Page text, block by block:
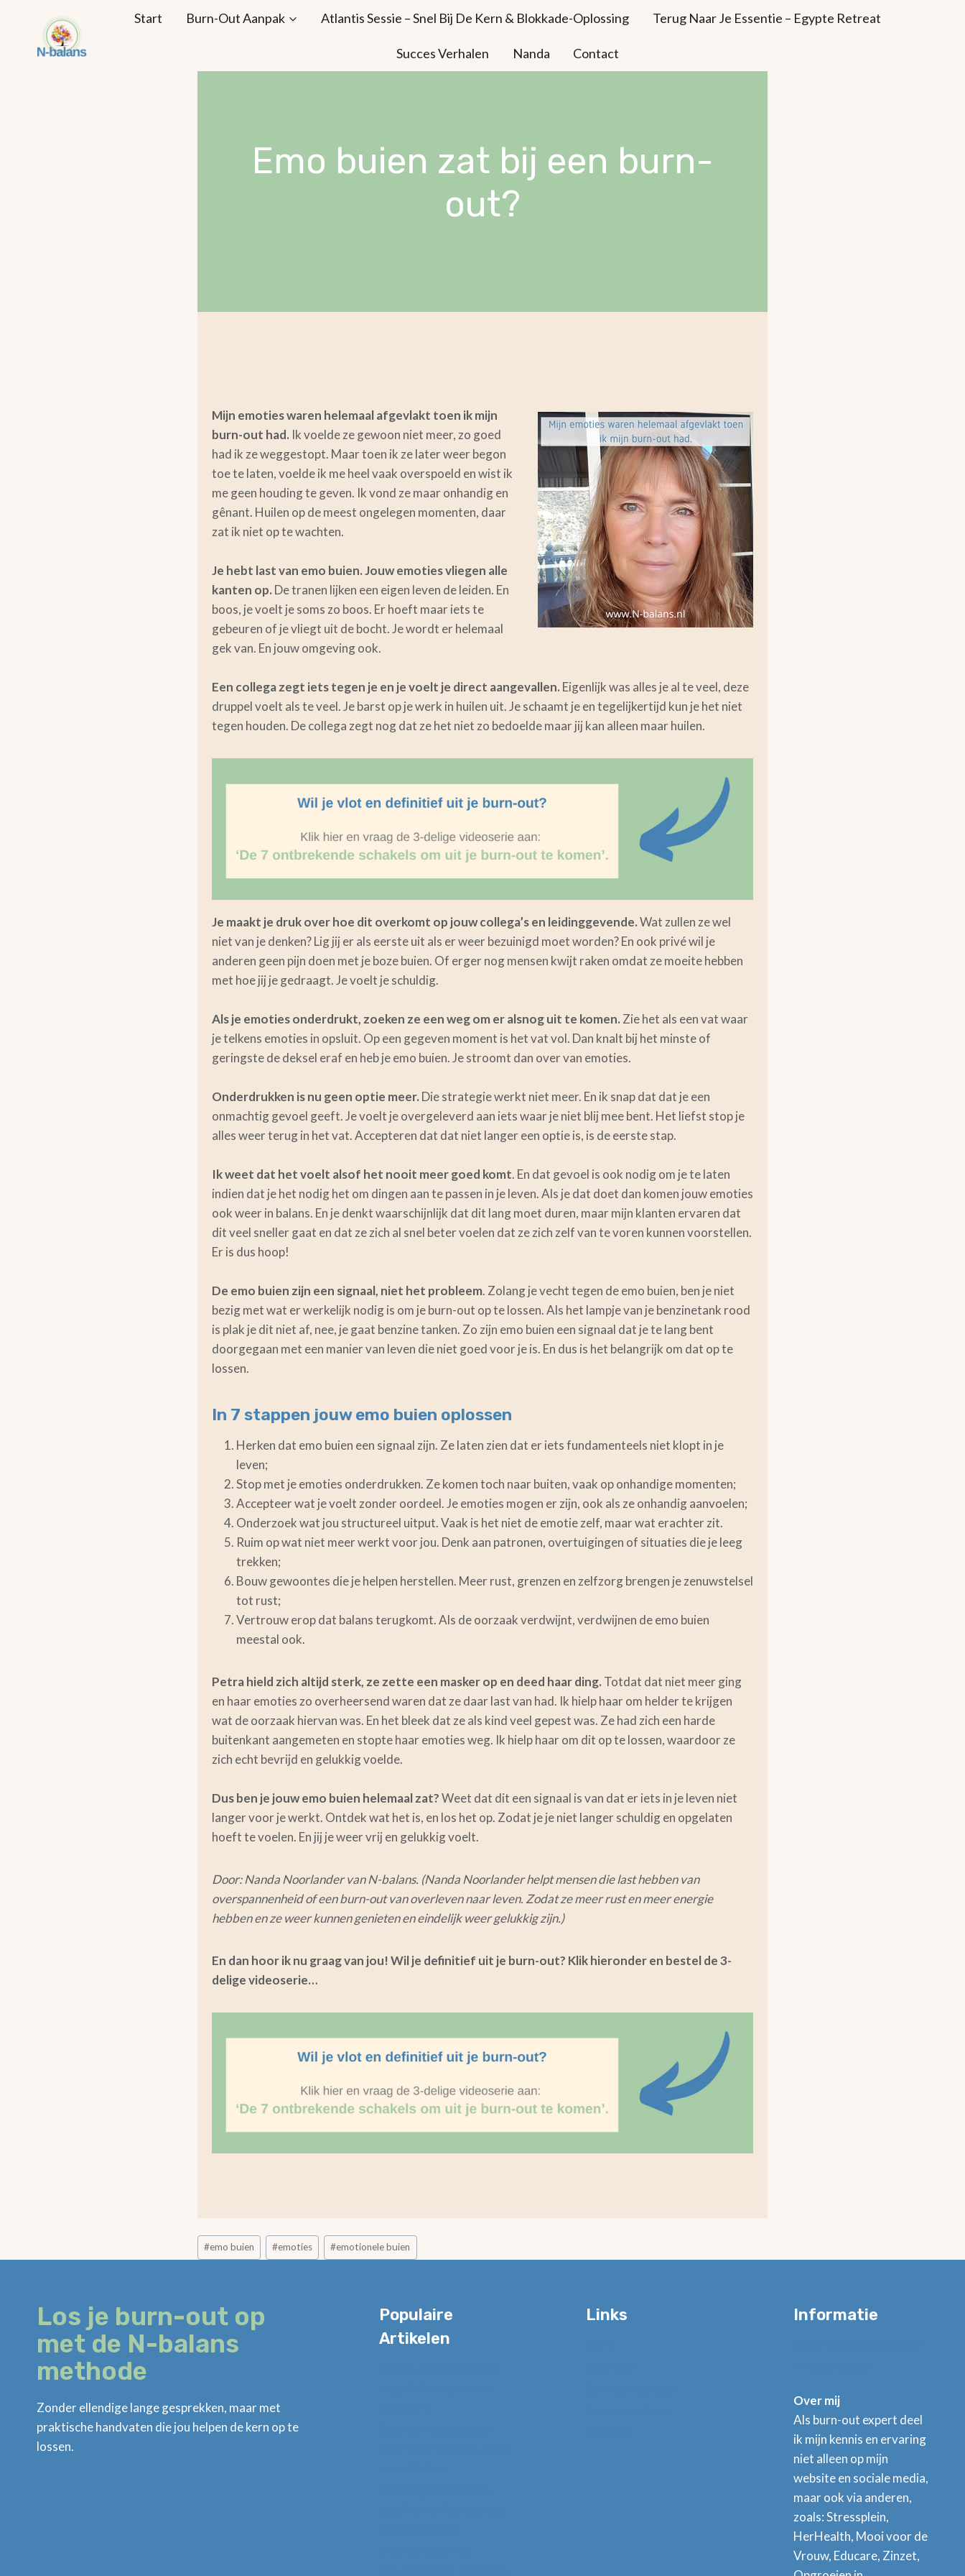
Start Burn-Out Aanpak Atlantis Sessie – Snel Bij De Kern & Blokkade-Oplossing Terug Naar Je Essentie – Egypte Retreat
Succes Verhalen Nanda Contact
Emo buien zat bij een burn-
out?
Mijn emoties waren helemaal afgevlakt toen ik mijn
burn-out had. Ik voelde ze gewoon niet meer, zo goed
had ik ze weggestopt. Maar toen ik ze later weer begon
toe te laten, voelde ik me heel vaak overspoeld en wist ik
me geen houding te geven. Ik vond ze maar onhandig en
gênant. Huilen op de meest ongelegen momenten, daar
zat ik niet op te wachten.
Je hebt last van emo buien. Jouw emoties vliegen alle
kanten op. De tranen lijken een eigen leven de leiden. En
boos, je voelt je soms zo boos. Er hoeft maar iets te
gebeuren of je vliegt uit de bocht. Je wordt er helemaal
gek van. En jouw omgeving ook.
Een collega zegt iets tegen je en je voelt je direct aangevallen. Eigenlijk was alles je al te veel, deze
druppel voelt als te veel. Je barst op je werk in huilen uit. Je schaamt je en tegelijkertijd kun je het niet
tegen houden. De collega zegt nog dat ze het niet zo bedoelde maar jij kan alleen maar huilen.
Je maakt je druk over hoe dit overkomt op jouw collega’s en leidinggevende.Wat zullen ze wel
niet van je denken? Lig jij er als eerste uit als er weer bezuinigd moet worden? En ook privé wil je
anderen geen pijn doen met je boze buien. Of erger nog mensen kwijt raken omdat ze moeite hebben
met hoe jij je gedraagt. Je voelt je schuldig.
Als je emoties onderdrukt, zoeken ze een weg om er alsnog uit te komen. Zie het als een vat waar
je telkens emoties in opsluit. Op een gegeven moment is het vat vol. Dan knalt bij het minste of
geringste de deksel eraf en heb je emo buien. Je stroomt dan over van emoties.
Onderdrukken is nu geen optie meer. Die strategie werkt niet meer. En ik snap dat dat je een
onmachtig gevoel geeft. Je voelt je overgeleverd aan iets waar je niet blij mee bent. Het liefst stop je
alles weer terug in het vat. Accepteren dat dat niet langer een optie is, is de eerste stap.
Ik weet dat het voelt alsof het nooit meer goed komt. En dat gevoel is ook nodig om je te laten
indien dat je het nodig het om dingen aan te passen in je leven. Als je dat doet dan komen jouw emoties
ook weer in balans. En je denkt waarschijnlijk dat dit lang moet duren, maar mijn klanten ervaren dat
dit veel sneller gaat en dat ze zich al snel beter voelen dat ze zich zelf van te voren kunnen voorstellen.
Er is dus hoop!
De emo buien zijn een signaal, niet het probleem. Zolang je vecht tegen de emo buien, ben je niet
bezig met wat er werkelijk nodig is om je burn-out op te lossen. Als het lampje van je benzinetank rood
is plak je dit niet af, nee, je gaat benzine tanken. Zo zijn emo buien een signaal dat je te lang bent
doorgegaan met een manier van leven die niet goed voor je is. En dus is het belangrijk om dat op te
lossen.
In 7 stappen jouw emo buien oplossen
Herken dat emo buien een signaal zijn. Ze laten zien dat er iets fundamenteels niet klopt in je
leven;
Stop met je emoties onderdrukken. Ze komen toch naar buiten, vaak op onhandige momenten;
Accepteer wat je voelt zonder oordeel. Je emoties mogen er zijn, ook als ze onhandig aanvoelen;
Onderzoek wat jou structureel uitput. Vaak is het niet de emotie zelf, maar wat erachter zit.
Ruim op wat niet meer werkt voor jou. Denk aan patronen, overtuigingen of situaties die je leeg
trekken;
Bouw gewoontes die je helpen herstellen. Meer rust, grenzen en zelfzorg brengen je zenuwstelsel
tot rust;
Vertrouw erop dat balans terugkomt. Als de oorzaak verdwijnt, verdwijnen de emo buien
meestal ook.
Petra hield zich altijd sterk, ze zette een masker op en deed haar ding. Totdat dat niet meer ging
en haar emoties zo overheersend waren dat ze daar last van had. Ik hielp haar om helder te krijgen
wat de oorzaak hiervan was. En het bleek dat ze als kind veel gepest was. Ze had zich een harde
buitenkant aangemeten en stopte haar emoties weg. Ik hielp haar om dit op te lossen, waardoor ze
zich echt bevrijd en gelukkig voelde.
Dus ben je jouw emo buien helemaal zat?Weet dat dit een signaal is van dat er iets in je leven niet
langer voor je werkt. Ontdek wat het is, en los het op. Zodat je je niet langer schuldig en opgelaten
hoeft te voelen. En jij je weer vrij en gelukkig voelt.
Door: Nanda Noorlander van N-balans. (Nanda Noorlander helpt mensen die last hebben van
overspannenheid of een burn-out van overleven naar leven. Zodat ze meer rust en meer energie
hebben en ze weer kunnen genieten en eindelijk weer gelukkig zijn.)
En dan hoor ik nu graag van jou! Wil je definitief uit je burn-out? Klik hieronder en bestel de 3-
delige videoserie…
Bericht
tags:
#emo buien #emoties #emotionele buien
Los je burn-out op
met de N-balans
methode
Zonder ellendige lange gesprekken, maar met
praktische handvaten die jou helpen de kern op te
lossen.
Populaire
Artikelen
Links Informatie
Over mij
Als burn-out expert deel
ik mijn kennis en ervaring
niet alleen op mijn
website en sociale media,
maar ook via anderen,
zoals: Stressplein,
HerHealth, Mooi voor de
Vrouw, Educare, Zinzet,